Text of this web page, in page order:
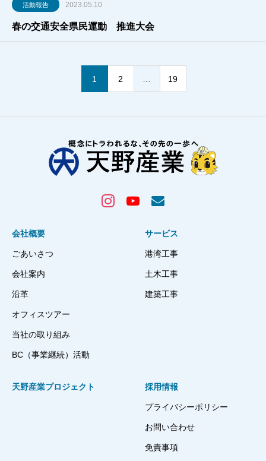
活動報告 2023.05.10
春の交通安全県民運動 推進大会
1 2 19
会社概要
ごあいさつ
会社案内
沿革
オフィスツアー
当社の取り組み
BC（事業継続）活動
サービス
港湾工事
土木工事
建築工事
天野産業プロジェクト 採用情報
プライバシーポリシー
お問い合わせ
免責事項